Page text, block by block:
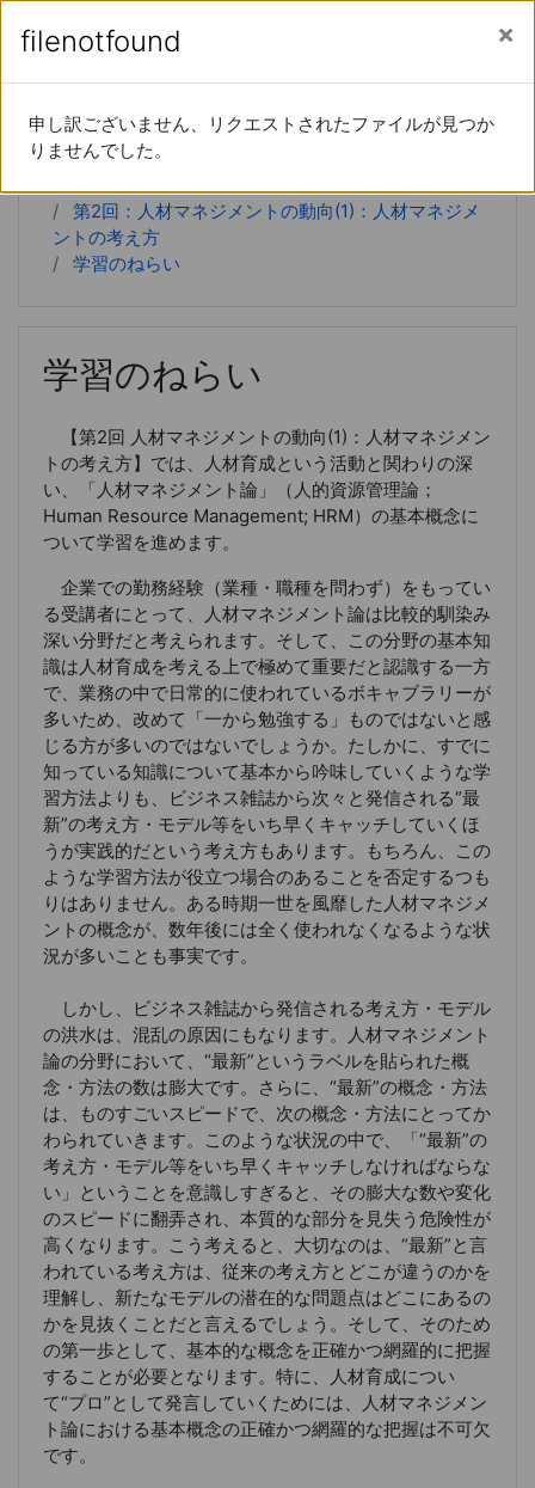
サイドパネル
あなたは現在ゲストアクセスを利用しています (ロ
グイン )
経営学特論
第2回：人材マネジメントの動向(1)：人材マネジメ
ントの考え方
学習のねらい
学習のねらい
【第2回 人材マネジメントの動向(1)：人材マネジメン
トの考え方】では、人材育成という活動と関わりの深
い、「人材マネジメント論」（人的資源管理論；
Human Resource Management; HRM）の基本概念に
ついて学習を進めます。
企業での勤務経験（業種・職種を問わず）をもってい
る受講者にとって、人材マネジメント論は比較的馴染み
深い分野だと考えられます。そして、この分野の基本知
識は人材育成を考える上で極めて重要だと認識する一方
で、業務の中で日常的に使われているボキャブラリーが
多いため、改めて「一から勉強する」ものではないと感
じる方が多いのではないでしょうか。たしかに、すでに
知っている知識について基本から吟味していくような学
習方法よりも、ビジネス雑誌から次々と発信される“最
新”の考え方・モデル等をいち早くキャッチしていくほ
うが実践的だという考え方もあります。もちろん、この
ような学習方法が役立つ場合のあることを否定するつも
りはありません。ある時期一世を風靡した人材マネジメ
ントの概念が、数年後には全く使われなくなるような状
況が多いことも事実です。
しかし、ビジネス雑誌から発信される考え方・モデル
の洪水は、混乱の原因にもなります。人材マネジメント
論の分野において、“最新”というラベルを貼られた概
念・方法の数は膨大です。さらに、“最新”の概念・方法
は、ものすごいスピードで、次の概念・方法にとってか
わられていきます。このような状況の中で、「“最新”の
考え方・モデル等をいち早くキャッチしなければならな
い」ということを意識しすぎると、その膨大な数や変化
のスピードに翻弄され、本質的な部分を見失う危険性が
高くなります。こう考えると、大切なのは、“最新”と言
われている考え方は、従来の考え方とどこが違うのかを
理解し、新たなモデルの潜在的な問題点はどこにあるの
かを見抜くことだと言えるでしょう。そして、そのため
の第一歩として、基本的な概念を正確かつ網羅的に把握
することが必要となります。特に、人材育成につい
て“プロ”として発言していくためには、人材マネジメン
ト論における基本概念の正確かつ網羅的な把握は不可欠
です。
filenotfound
申し訳ございません、リクエストされたファイルが見つか
りませんでした。
filenotfound
申し訳ございません、リクエストされたファイルが見つか
りませんでした。